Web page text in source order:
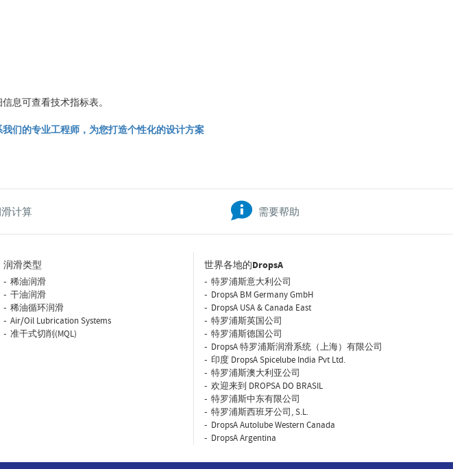
息可查看技术指标表。
们的专业工程师，为您打造个性化的设计方案
计算 需要帮助
润滑类型
稀油润滑
干油润滑
稀油循环润滑
Air/Oil Lubrication Systems
准干式切削(MQL)
世界各地的DropsA
特罗浦斯意大利公司
DropsA BM Germany GmbH
DropsA USA & Canada East
特罗浦斯英国公司
特罗浦斯德国公司
DropsA 特罗浦斯润滑系统（上海）有限公司
印度 DropsA Spicelube India Pvt Ltd.
特罗浦斯澳大利亚公司
欢迎来到 DROPSA DO BRASIL
特罗浦斯中东有限公司
特罗浦斯西班牙公司, S.L.
DropsA Autolube Western Canada
DropsA Argentina